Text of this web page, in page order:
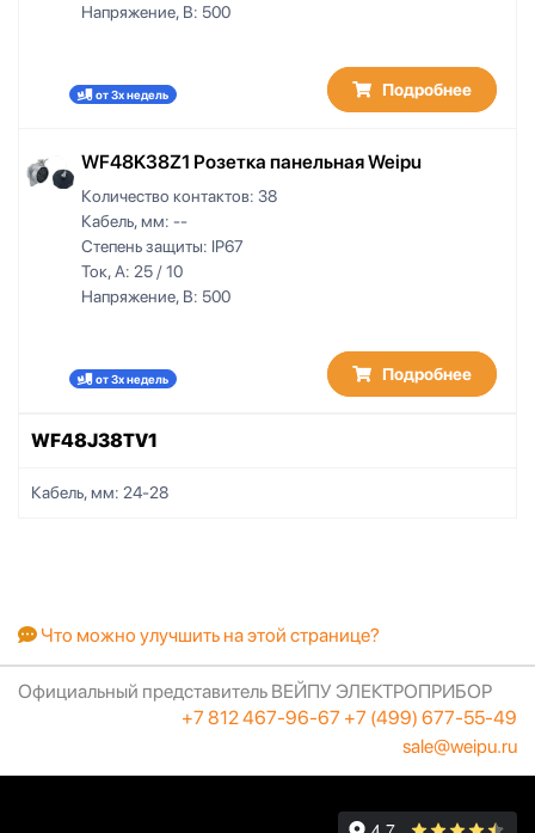
Напряжение, В: 500
от 3х недель Подробнее
WF48K38Z1 Розетка панельная Weipu
Количество контактов: 38
Кабель, мм: --
Степень защиты: IP67
Ток, А: 25 / 10
Напряжение, В: 500
от 3х недель Подробнее
WF48J38TV1
Кабель, мм: 24-28
Что можно улучшить на этой странице?
Официальный представитель ВЕЙПУ ЭЛЕКТРОПРИБОР
+7 812 467-96-67 +7 (499) 677-55-49
sale@weipu.ru